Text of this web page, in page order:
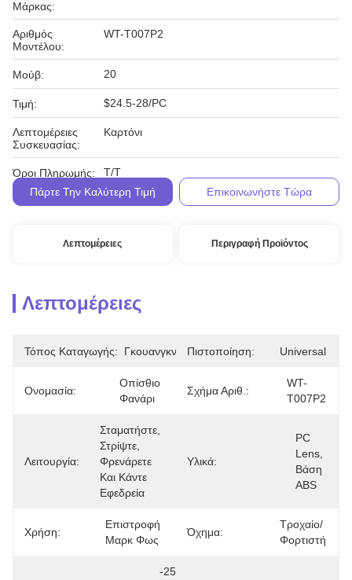
Μάρκας:
Αριθμός
Μοντέλου:
WT-T007P2
Μούβ: 20
Τιμή: $24.5-28/PC
Λεπτομέρειες
Συσκευασίας:
Καρτόνι
Όροι Πληρωμής:
Τ/Τ
Πάρτε Την Καλύτερη Τιμή
Επικοινωνήστε Τώρα
Λεπτομέρειες Περιγραφή Προϊόντος
Λεπτομέρειες
Τόπος Καταγωγής: ΓκουανγκντόνγκΠιστοποίηση: Universal
Ονομασία:
Οπίσθιο
Φανάρι
Σχήμα Αριθ.:
WT-
T007P2
Λειτουργία:
Σταματήστε,
Στρίψτε,
Φρενάρετε
Και Κάντε
Εφεδρεία
Υλικά:
PC
Lens,
Βάση
ABS
Χρήση:
Επιστροφή
Μαρκ Φως
Όχημα:
Τροχαίο/
Φορτιστή
-25